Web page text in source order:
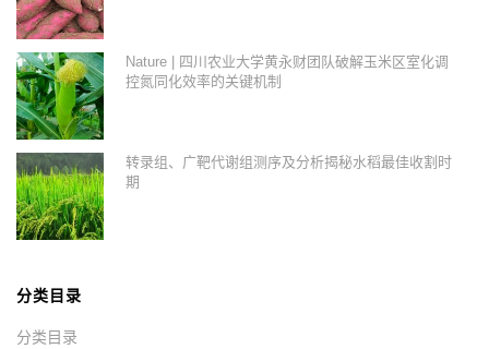
Nature | 四川农业大学黄永财团队破解玉米区室化调
控氮同化效率的关键机制
转录组、广靶代谢组测序及分析揭秘水稻最佳收割时
期
分类目录
分类目录